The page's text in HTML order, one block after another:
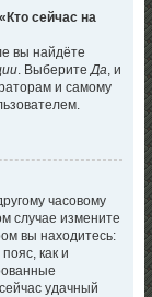
сейчас на
вы найдёте
. ВыберитеДа, и
и самому
часовому
случае измените
вы находитесь:
как и
удачный